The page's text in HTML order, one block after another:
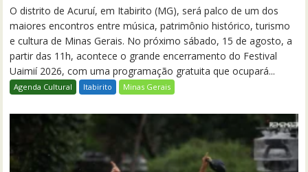
O distrito de Acuruí, em Itabirito (MG), será palco de um dos
maiores encontros entre música, patrimônio histórico, turismo
e cultura de Minas Gerais. No próximo sábado, 15 de agosto, a
partir das 11h, acontece o grande encerramento do Festival
Uaimií 2026, com uma programação gratuita que ocupará...
Agenda Cultural Itabirito Minas Gerais